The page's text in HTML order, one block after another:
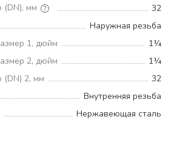
(DN), мм
32
Наружная резьба
1, дюйм
1¼
2, дюйм
1¼
(DN) 2, мм
32
Внутренняя резьба
Нержавеющая сталь